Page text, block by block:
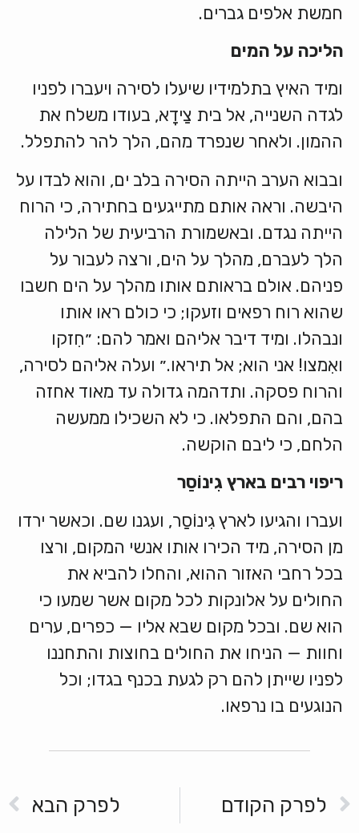
חמשת אלפים גברים.
הליכה על המים
ומיד האיץ בתלמידיו שיעלו לסירה ויעברו לפניו
לגדה השנייה, אל בית צַידָא, בעודו משלח את
ההמון. ולאחר שנפרד מהם, הלך להר להתפלל.
ובבוא הערב הייתה הסירה בלב ים, והוא לבדו על
היבשה. וראה אותם מתייגעים בחתירה, כי הרוח
הייתה נגדם. ובאשמורת הרביעית של הלילה
הלך לעברם, מהלך על הים, ורצה לעבור על
פניהם. אולם בראותם אותו מהלך על הים חשבו
שהוא רוח רפאים וזעקו; כי כולם ראו אותו
ונבהלו. ומיד דיבר אליהם ואמר להם: ״חִזקו
ואִמצו! אני הוא; אל תיראו.״ ועלה אליהם לסירה,
והרוח פסקה. ותדהמה גדולה עד מאוד אחזה
בהם, והם התפלאו. כי לא השכילו ממעשה
הלחם, כי ליבם הוקשה.
ריפוי רבים בארץגִינוֹסַר
ועברו והגיעו לארץ גִינוֹסַר, ועגנו שם. וכאשר ירדו
מן הסירה, מיד הכירו אותו אנשי המקום, ורצו
בכל רחבי האזור ההוא, והחלו להביא את
החולים על אלונקות לכל מקום אשר שמעו כי
הוא שם. ובכל מקום שבא אליו — כפרים, ערים
וחוות — הניחו את החולים בחוצות והתחננו
לפניו שייתן להם רק לגעת בכנף בגדו; וכל
הנוגעים בו נרפאו.
לפרק הקודם לפרק הבא